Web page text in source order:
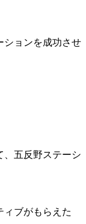
ションを成功させ
、五反野ステーシ
ィブがもらえた